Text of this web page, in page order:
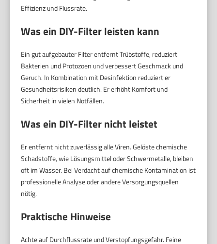
Effizienz und Flussrate.
Was ein DIY-Filter leisten kann
Ein gut aufgebauter Filter entfernt Trübstoffe, reduziert
Bakterien und Protozoen und verbessert Geschmack und
Geruch. In Kombination mit Desinfektion reduziert er
Gesundheitsrisiken deutlich. Er erhöht Komfort und
Sicherheit in vielen Notfällen.
Was ein DIY-Filter nicht leistet
Er entfernt nicht zuverlässig alle Viren. Gelöste chemische
Schadstoffe, wie Lösungsmittel oder Schwermetalle, bleiben
oft im Wasser. Bei Verdacht auf chemische Kontamination ist
professionelle Analyse oder andere Versorgungsquellen
nötig.
Praktische Hinweise
Achte auf Durchflussrate und Verstopfungsgefahr. Feine